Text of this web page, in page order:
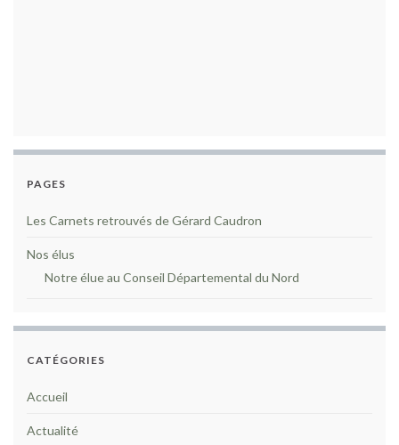
PAGES
Les Carnets retrouvés de Gérard Caudron
Nos élus
Notre élue au Conseil Départemental du Nord
CATÉGORIES
Accueil
Actualité